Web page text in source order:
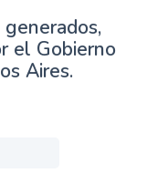
el Gobierno
Aires.